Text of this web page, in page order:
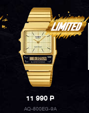
11 990P
AQ-800EG-9A